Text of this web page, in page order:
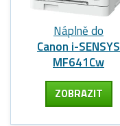
Náplně do
Canon i-SENSYS
MF641Cw
ZOBRAZIT